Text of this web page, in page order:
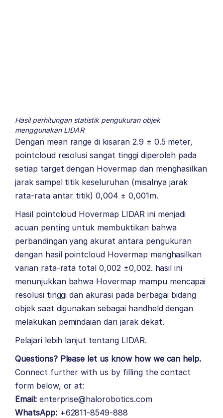
Hasil perhitungan statistik pengukuran objek
menggunakan LIDAR
Dengan mean range di kisaran 2.9 ± 0.5 meter,
pointcloud resolusi sangat tinggi diperoleh pada
setiap target dengan Hovermap dan menghasilkan
jarak sampel titik keseluruhan (misalnya jarak
rata-rata antar titik) 0,004 ± 0,001m.
Hasil pointcloud Hovermap LIDAR ini menjadi
acuan penting untuk membuktikan bahwa
perbandingan yang akurat antara pengukuran
dengan hasil pointcloud Hovermap menghasilkan
varian rata-rata total 0,002 ±0,002. hasil ini
menunjukkan bahwa Hovermap mampu mencapai
resolusi tinggi dan akurasi pada berbagai bidang
objek saat digunakan sebagai handheld dengan
melakukan pemindaian dari jarak dekat.
Pelajari lebih lanjut tentang LIDAR.
Questions? Please let us know how we can help.
Connect further with us by filling the contact
form below, or at:
Email: enterprise@halorobotics.com
WhatsApp:+62811-8549-888